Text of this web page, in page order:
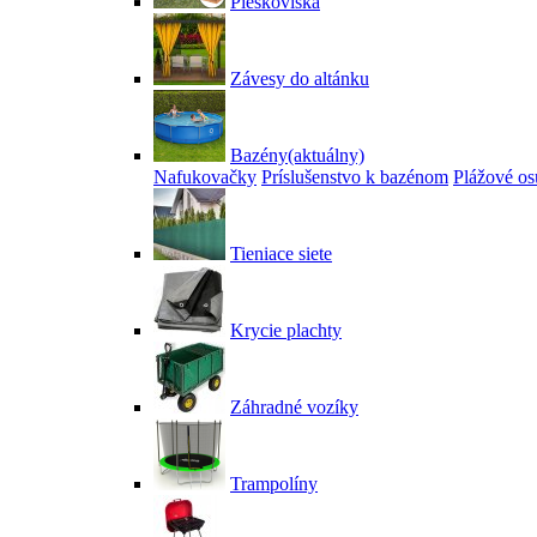
Závesy do altánku
Bazény(aktuálny)
Nafukovačky Príslušenstvo k bazénom Plážové
Tieniace siete
Krycie plachty
Záhradné vozíky
Trampolíny